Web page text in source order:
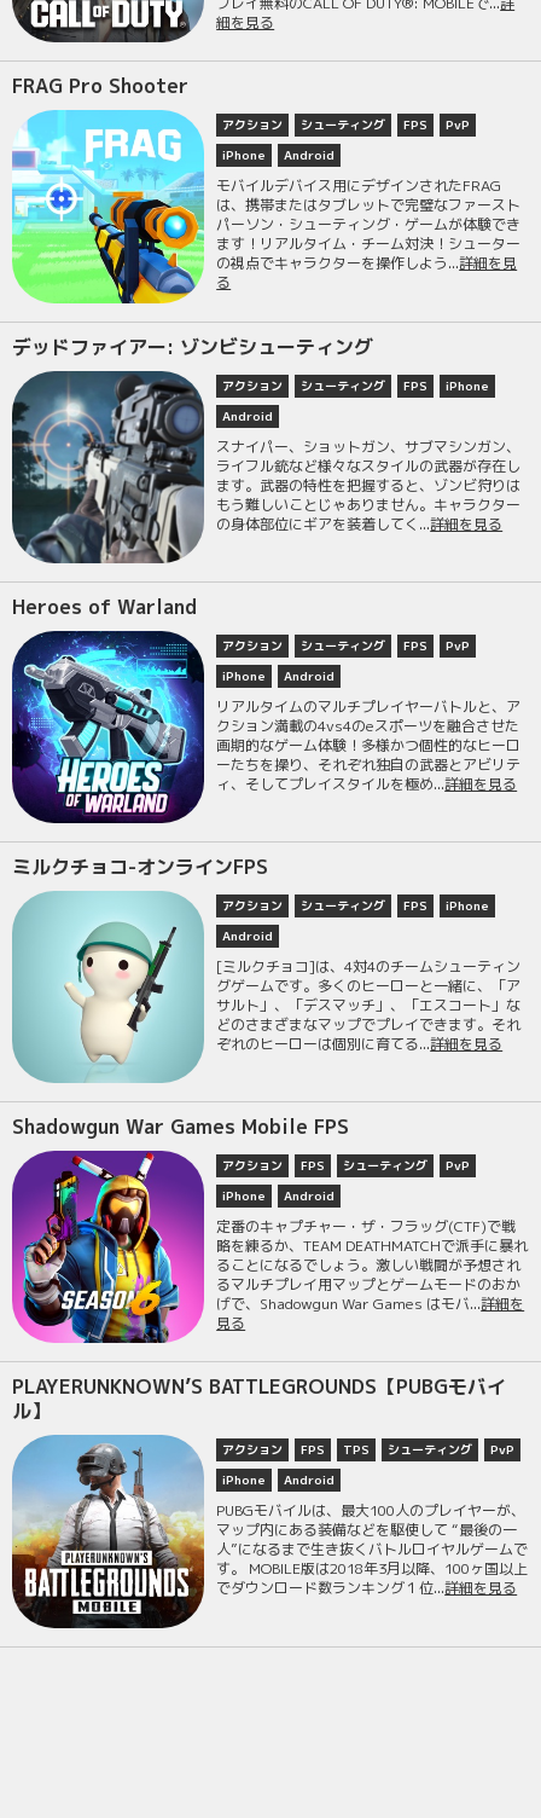
細を見る
FRAG Pro Shooter
アクション シューティング FPS
PvP
iPhone
Android
モバイルデバイス用にデザインされたFRAG
は、携帯またはタブレットで完璧なファースト
パーソン・シューティング・ゲームが体験でき
ます！リアルタイム・チーム対決！シューター
の視点でキャラクターを操作しよう...詳細を見
る
デッドファイアー: ゾンビシューティング
アクション シューティング FPS
iPhone
Android
スナイパー、ショットガン、サブマシンガン、
ライフル銃など様々なスタイルの武器が存在し
ます。武器の特性を把握すると、ゾンビ狩りは
もう難しいことじゃありません。キャラクター
の身体部位にギアを装着してく...詳細を見る
Heroes of Warland
アクション シューティング FPS
PvP
iPhone
Android
リアルタイムのマルチプレイヤーバトルと、ア
クション満載の4vs4のeスポーツを融合させた
画期的なゲーム体験！多様かつ個性的なヒーロ
ーたちを操り、それぞれ独自の武器とアビリテ
ィ、そしてプレイスタイルを極め...詳細を見る
ミルクチョコ-オンラインFPS
アクション シューティング FPS
iPhone
Android
[ミルクチョコ]は、4対4のチームシューティン
グゲームです。多くのヒーローと一緒に、「ア
サルト」、「デスマッチ」、「エスコート」な
どのさまざまなマップでプレイできます。それ
ぞれのヒーローは個別に育てる...詳細を見る
Shadowgun War Games Mobile FPS
アクション FPS シューティング
PvP
iPhone
Android
定番のキャプチャー・ザ・フラッグ(CTF)で戦
略を練るか、TEAM DEATHMATCHで派手に暴れ
ることになるでしょう。激しい戦闘が予想され
るマルチプレイ用マップとゲームモードのおか
げで、Shadowgun War Games​ はモバ...詳細を
見る
PLAYERUNKNOWN’S BATTLEGROUNDS【PUBGモバイ
ル】
アクション FPS TPS シューティング
PvP
iPhone
Android
PUBGモバイルは、最大100人のプレイヤーが、
マップ内にある装備などを駆使して “最後の一
人”になるまで生き抜くバトルロイヤルゲームで
す。 MOBILE版は2018年3月以降、100ヶ国以上
でダウンロード数ランキング１位...詳細を見る